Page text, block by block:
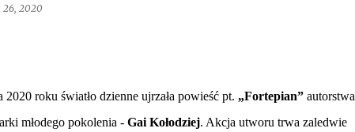
26, 2020
2020 roku światło dzienne ujrzała powieść pt. „Fortepian” autorstwa
młodego pokolenia - Gai Kołodziej. Akcja utworu trwa zaledwie